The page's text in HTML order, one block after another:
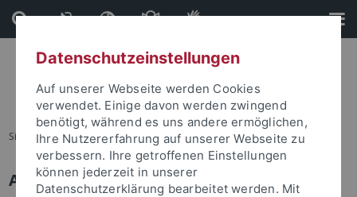
Direkt
zum
Inhalt
Direkt
zur
Fußleiste
Sie sind hier: Startseite
Anmelden
Datenschutzeinstellungen
Auf unserer Webseite werden Cookies
verwendet. Einige davon werden zwingend
benötigt, während es uns andere ermöglichen,
Ihre Nutzererfahrung auf unserer Webseite zu
verbessern. Ihre getroffenen Einstellungen
können jederzeit in unserer
Datenschutzerklärung bearbeitet werden. Mit